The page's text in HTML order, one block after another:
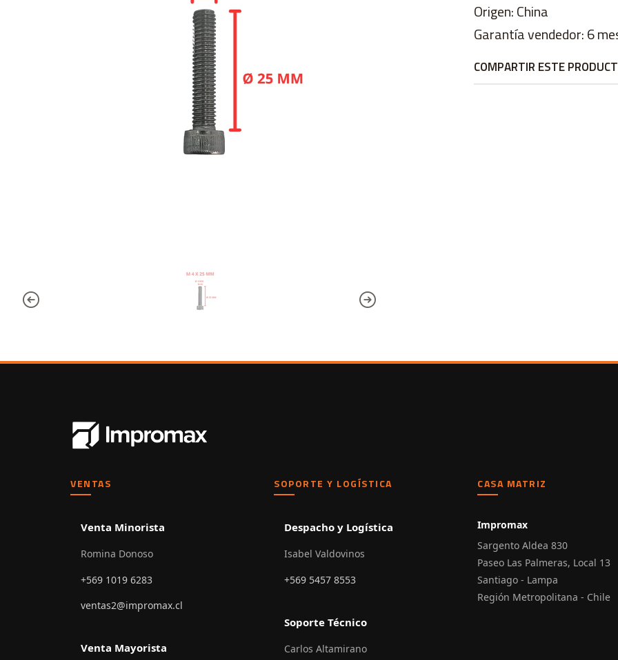
Origen: China
Garantía vendedor: 6
COMPARTIR ESTE
VENTAS
Venta Minorista
Romina Donoso
+569 1019 6283
ventas2@impromax.cl
Venta Mayorista
SOPORTE Y LOGÍSTICA
Despacho y Logística
Isabel Valdovinos
+569 5457 8553
Soporte Técnico
Carlos Altamirano
CASA MATRIZ
Impromax
Sargento Aldea 830
Paseo Las Palmeras, Local 13
Santiago - Lampa
Región Metropolitana - Chile